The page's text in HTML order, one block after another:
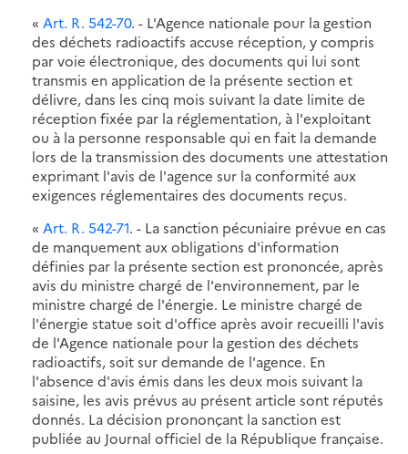
« Art. R. 542-70. - L'Agence nationale pour la gestion
des déchets radioactifs accuse réception, y compris
par voie électronique, des documents qui lui sont
transmis en application de la présente section et
délivre, dans les cinq mois suivant la date limite de
réception fixée par la réglementation, à l'exploitant
ou à la personne responsable qui en fait la demande
lors de la transmission des documents une attestation
exprimant l'avis de l'agence sur la conformité aux
exigences réglementaires des documents reçus.
« Art. R. 542-71. - La sanction pécuniaire prévue en cas
de manquement aux obligations d'information
définies par la présente section est prononcée, après
avis du ministre chargé de l'environnement, par le
ministre chargé de l'énergie. Le ministre chargé de
l'énergie statue soit d'office après avoir recueilli l'avis
de l'Agence nationale pour la gestion des déchets
radioactifs, soit sur demande de l'agence. En
l'absence d'avis émis dans les deux mois suivant la
saisine, les avis prévus au présent article sont réputés
donnés. La décision prononçant la sanction est
publiée au Journal officiel de la République française.